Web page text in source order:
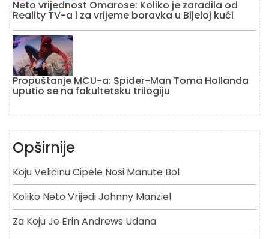
Neto vrijednost Omarose: Koliko je zaradila od
Reality TV-a i za vrijeme boravka u Bijeloj kući
Propuštanje MCU-a: Spider-Man Toma Hollanda
uputio se na fakultetsku trilogiju
Opširnije
Koju Veličinu Cipele Nosi Manute Bol
Koliko Neto Vrijedi Johnny Manziel
Za Koju Je Erin Andrews Udana